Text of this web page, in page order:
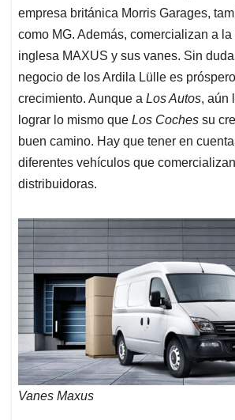
empresa británica Morris Garages,
como MG. Además, comercializan a
inglesa MAXUS y sus vanes. Sin
negocio de los Ardila Lülle es
crecimiento. Aunque a Los Autos, aún
lograr lo mismo que Los Coches su
buen camino. Hay que tener en
diferentes vehículos que
distribuidoras.
Vanes Maxus